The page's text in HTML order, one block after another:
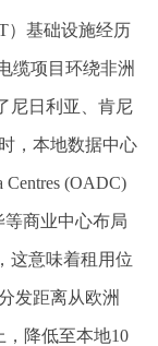
）基础设施经历
缆项目环绕非洲
尼日利亚、肯尼
，本地数据中心
Centres (OADC)
等商业中心布局
这意味着租用位
发距离从欧洲
，降低至本地10